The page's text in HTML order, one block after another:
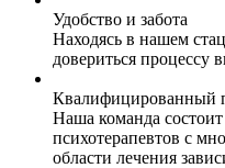
Удобство и забота
Находясь в нашем
довериться процессу
Квалифицированный
Наша команда
психотерапевтов с
области лечения